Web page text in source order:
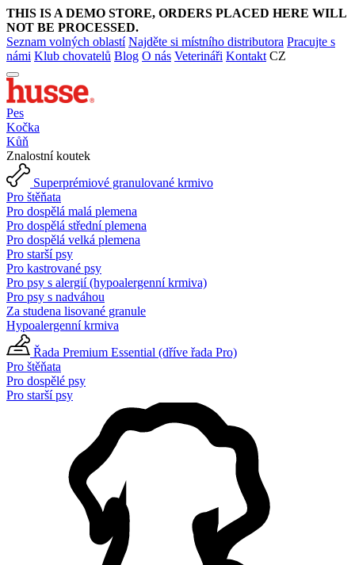
THIS IS A DEMO STORE, ORDERS PLACED HERE WILL
NOT BE PROCESSED.
Seznam volných oblastí Najděte si místního distributora Pracujte s
námi Klub chovatelů Blog O nás Veterináři Kontakt CZ
Pes
Kočka
Kůň
Znalostní koutek
Superprémiové granulované krmivo
Pro štěňata
Pro dospělá malá plemena
Pro dospělá střední plemena
Pro dospělá velká plemena
Pro starší psy
Pro kastrované psy
Pro psy s alergií (hypoalergenní krmiva)
Pro psy s nadváhou
Za studena lisované granule
Hypoalergenní krmiva
Řada Premium Essential (dříve řada Pro)
Pro štěňata
Pro dospělé psy
Pro starší psy